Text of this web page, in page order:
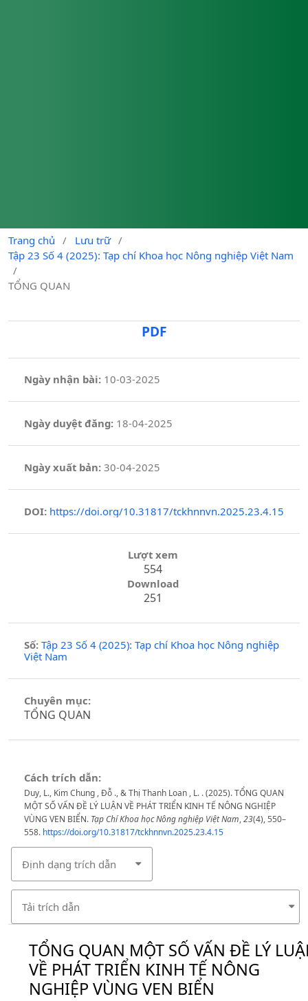
Trang chủ / Lưu trữ /
Tập 23 Số 4 (2025): Tạp chí Khoa học Nông nghiệp Việt Nam
/
TỔNG QUAN
PDF
Ngày nhận bài: 10-03-2025
Ngày duyệt đăng:18-04-2025
Ngày xuất bản: 30-04-2025
DOI: https://doi.org/10.31817/tckhnnvn.2025.23.4.15
Lượt xem
554
Download
251
Số: Tập 23 Số 4 (2025): Tạp chí Khoa học Nông nghiệp
Việt Nam
Chuyên mục:
TỔNG QUAN
Cách trích dẫn:
Duy, L., Kim Chung , Đỗ ., & Thị Thanh Loan , L. . (2025). TỔNG QUAN
MỘT SỐ VẤN ĐỀ LÝ LUẬN VỀ PHÁT TRIỂN KINH TẾ NÔNG NGHIỆP
VÙNG VEN BIỂN. Tạp Chí Khoa học Nông nghiệp Việt Nam,23(4), 550–
558. https://doi.org/10.31817/tckhnnvn.2025.23.4.15
Định dạng trích dẫn
Tải trích dẫn
TỔNG QUAN MỘT SỐ VẤN ĐỀ LÝ
VỀ PHÁT TRIỂN KINH TẾ NÔNG
NGHIỆP VÙNG VEN BIỂN